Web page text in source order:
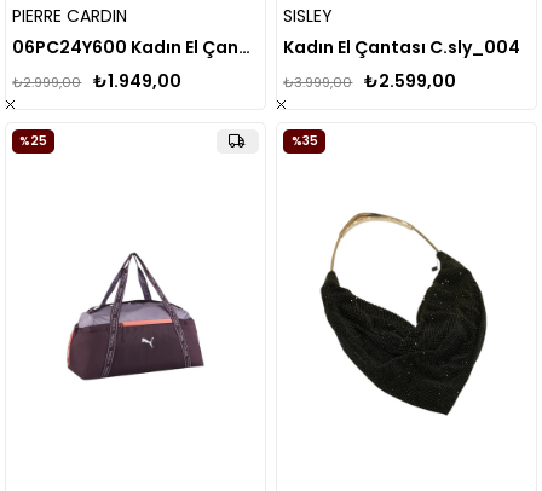
PIERRE CARDIN
06PC24Y600 Kadın El Çanta
₺1.949,00
₺2.999,00
SISLEY
Kadın El Çantası C.sly_004
₺2.599,00
₺3.999,00
%25 %35